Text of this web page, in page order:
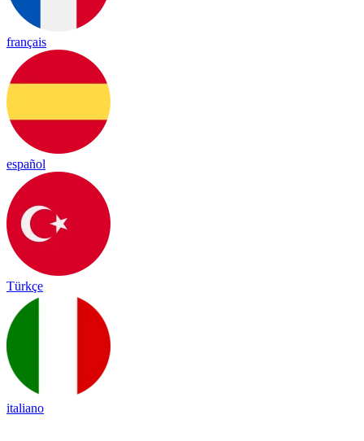
français
español
Türkçe
italiano